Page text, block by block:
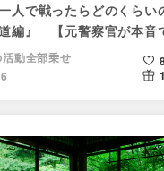
人で戦ったらどのくらい
編』 【元警察官が本音
動全部乗せ